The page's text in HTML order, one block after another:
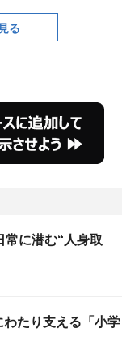
る
常に潜む“人身取
たり支える「小学